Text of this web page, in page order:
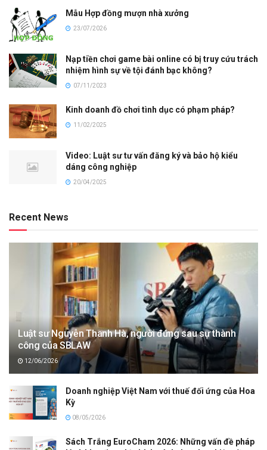
Mẫu Hợp đồng mượn nhà xưởng
23/07/2026
Nạp tiền chơi game bài online có bị truy cứu trách
nhiệm hình sự về tội đánh bạc không?
07/11/2023
Kinh doanh đồ chơi tình dục có phạm pháp?
11/02/2025
Video: Luật sư tư vấn đăng ký và bảo hộ kiểu
dáng công nghiệp
20/04/2025
Recent News
Luật sư Nguyễn Thanh Hà, người đứng sau sự thành
công của SBLAW
12/06/2026
Doanh nghiệp Việt Nam với thuế đối ứng của Hoa
Kỳ
08/05/2026
Sách Trắng EuroCham 2026: Những vấn đề pháp